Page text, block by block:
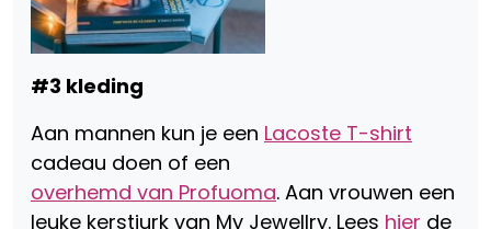
#3 kleding
Aan mannen kun je een Lacoste T-shirt
cadeau doen of een
overhemd van Profuoma. Aan vrouwen een
leuke kerstjurk van My Jewellry. Lees hier de